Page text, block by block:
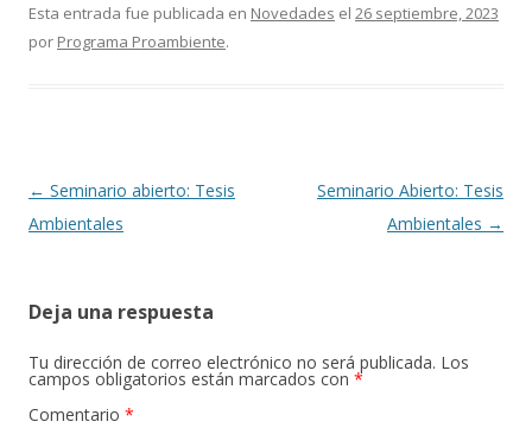
Esta entrada fue publicada en Novedades el 26 septiembre, 2023
por Programa Proambiente.
Navegación
de
← Seminario abierto: Tesis
Ambientales
Seminario Abierto: Tesis
Ambientales →
Deja una respuesta
Tu dirección de correo electrónico no será publicada. Los
campos obligatorios están marcados con *
Comentario *